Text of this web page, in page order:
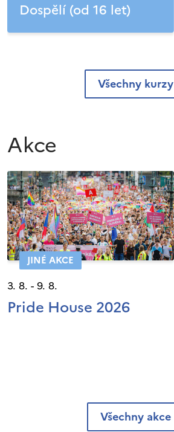
Dospělí (od 16 let)
Všechny kurzy
Akce
JINÉ AKCE
3. 8. - 9. 8.
Pride House 2026
Všechny akce